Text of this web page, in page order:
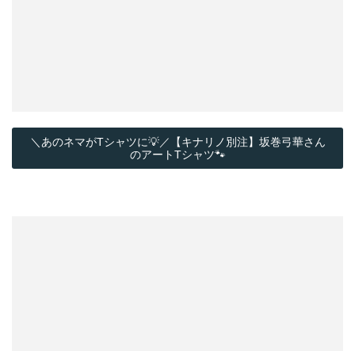
＼あのネマがTシャツに💡／【キナリノ別注】坂巻弓華さん
のアートTシャツ🐾